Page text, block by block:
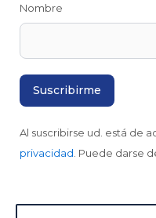
Nombre
Al suscribirse ud. está de
privacidad . Puede darse